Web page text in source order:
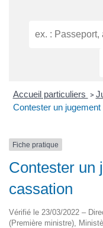
Accueil particuliers >
Contester un
Fiche pratique
Contester un
cassation
Vérifié le 23/03/2022 –
(Première ministre),